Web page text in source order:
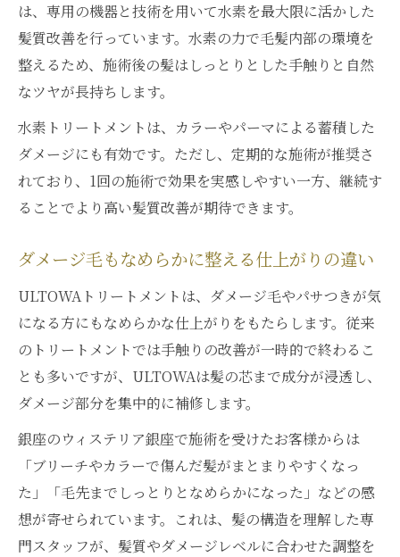
は、専用の機器と技術を用いて水素を最大限に活かした
髪質改善を行っています。水素の力で毛髪内部の環境を
整えるため、施術後の髪はしっとりとした手触りと自然
なツヤが長持ちします。
水素トリートメントは、カラーやパーマによる蓄積した
ダメージにも有効です。ただし、定期的な施術が推奨さ
れており、1回の施術で効果を実感しやすい一方、継続す
ることでより高い髪質改善が期待できます。
ダメージ毛もなめらかに整える仕上がりの違い
ULTOWAトリートメントは、ダメージ毛やパサつきが気
になる方にもなめらかな仕上がりをもたらします。従来
のトリートメントでは手触りの改善が一時的で終わるこ
とも多いですが、ULTOWAは髪の芯まで成分が浸透し、
ダメージ部分を集中的に補修します。
銀座のウィステリア銀座で施術を受けたお客様からは
「ブリーチやカラーで傷んだ髪がまとまりやすくなっ
た」「毛先までしっとりとなめらかになった」などの感
想が寄せられています。これは、髪の構造を理解した専
門スタッフが、髪質やダメージレベルに合わせた調整を